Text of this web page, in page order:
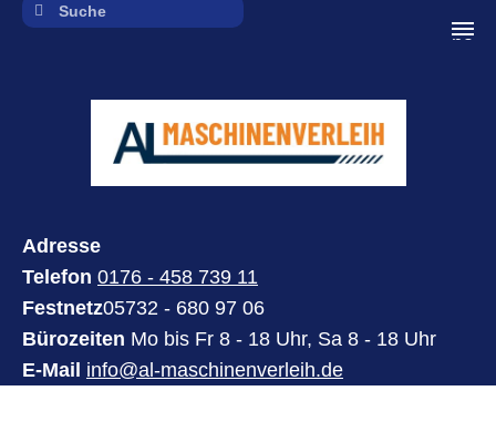
Adresse
Telefon 0176 - 458 739 11
Festnetz05732 - 680 97 06
Bürozeiten Mo bis Fr 8 - 18 Uhr, Sa 8 - 18 Uhr
E-Mail info@al-maschinenverleih.de